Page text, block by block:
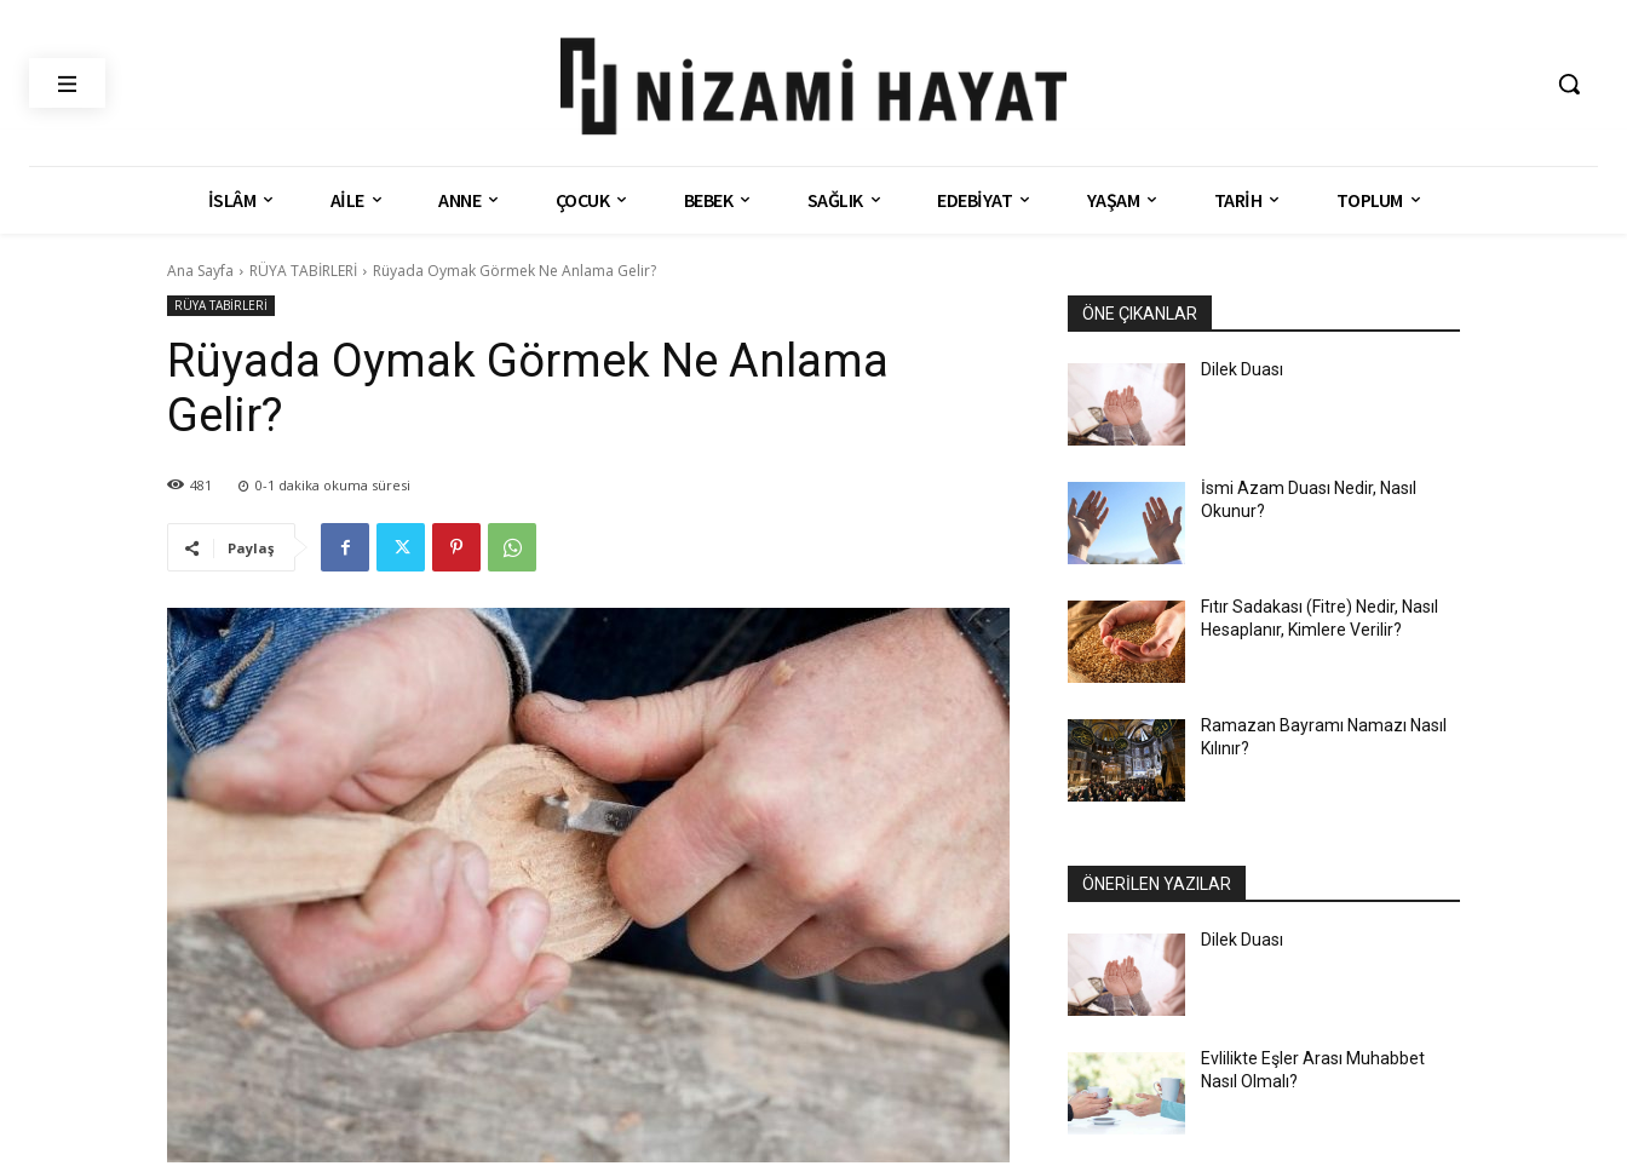
İSLÂM AİLE ANNE ÇOCUK BEBEK SAĞLIK EDEBİYAT YAŞAM TARİH TOPLUM
Ana Sayfa RÜYA TABİRLERİ Rüyada Oymak Görmek Ne Anlama Gelir?
RÜYA TABİRLERİ
Rüyada Oymak Görmek Ne Anlama
Gelir?
481 0-1 dakika okuma süresi
Paylaş
ÖNE ÇIKANLAR
Dilek Duası
İsmi Azam Duası Nedir, Nasıl
Okunur?
Fıtır Sadakası (Fitre) Nedir, Nasıl
Hesaplanır, Kimlere Verilir?
Ramazan Bayramı Namazı Nasıl
Kılınır?
ÖNERİLEN YAZILAR
Dilek Duası
Evlilikte Eşler Arası Muhabbet
Nasıl Olmalı?